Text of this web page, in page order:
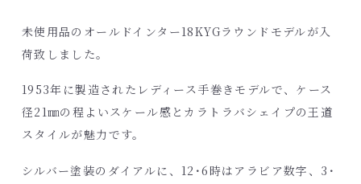
未使用品のオールドインター18KYGラウンドモデルが入
荷致しました。
1953年に製造されたレディース手巻きモデルで、ケース
径21㎜の程よいスケール感とカラトラバシェイプの王道
スタイルが魅力です。
シルバー塗装のダイアルに、12･6時はアラビア数字、3･